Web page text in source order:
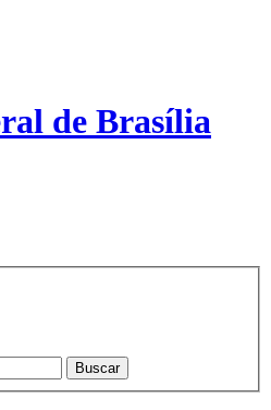
de Brasília
Buscar